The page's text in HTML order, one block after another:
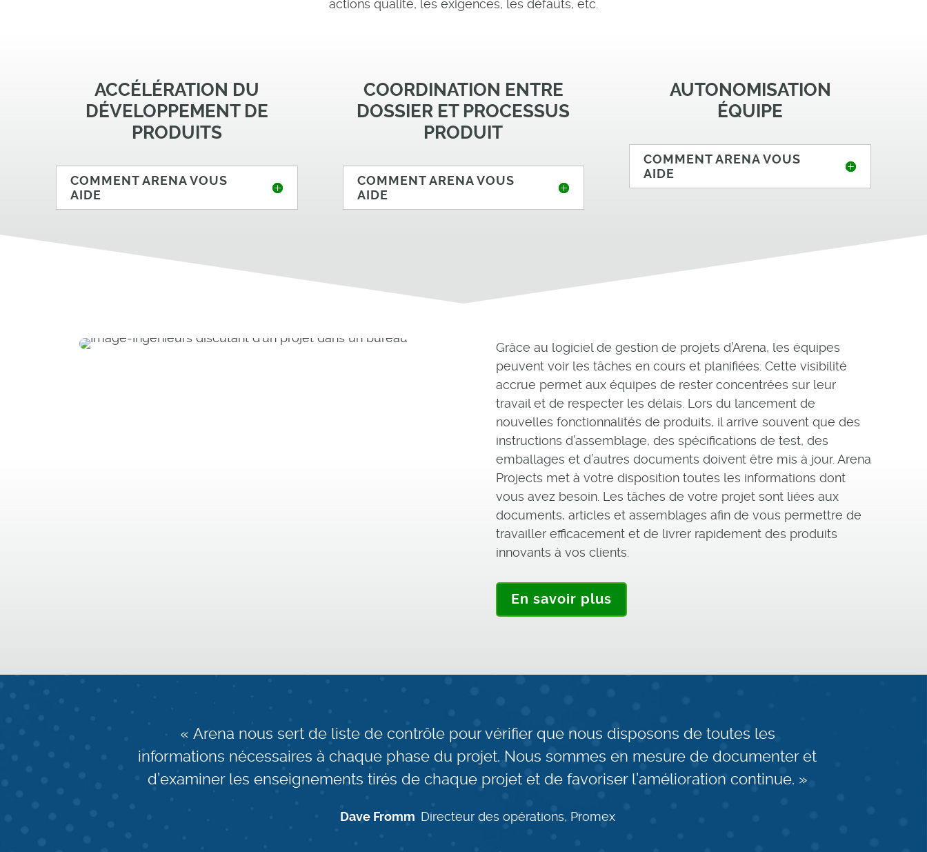
actions qualité, les exigences, les défauts, etc.
ACCÉLÉRATION DU
DÉVELOPPEMENT DE
PRODUITS
COMMENT ARENA VOUS
AIDE
COORDINATION ENTRE
DOSSIER ET PROCESSUS
PRODUIT
COMMENT ARENA VOUS
AIDE
AUTONOMISATION
ÉQUIPE
COMMENT ARENA VOUS
AIDE
Grâce au logiciel de gestion de projets d’Arena, les équipes
peuvent voir les tâches en cours et planifiées. Cette visibilité
accrue permet aux équipes de rester concentrées sur leur
travail et de respecter les délais. Lors du lancement de
nouvelles fonctionnalités de produits, il arrive souvent que des
instructions d’assemblage, des spécifications de test, des
emballages et d’autres documents doivent être mis à jour. Arena
Projects met à votre disposition toutes les informations dont
vous avez besoin. Les tâches de votre projet sont liées aux
documents, articles et assemblages afin de vous permettre de
travailler efficacement et de livrer rapidement des produits
innovants à vos clients.
En savoir plus
« Arena nous sert de liste de contrôle pour vérifier que nous disposons de toutes les
informations nécessaires à chaque phase du projet. Nous sommes en mesure de documenter et
d’examiner les enseignements tirés de chaque projet et de favoriser l’amélioration continue. »
Dave Fromm Directeur des opérations, Promex